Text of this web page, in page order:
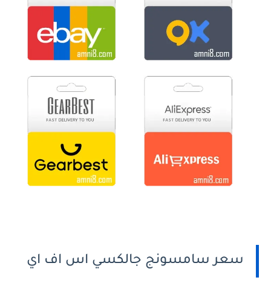
سعر سامسونج جالكسي اس اف اي